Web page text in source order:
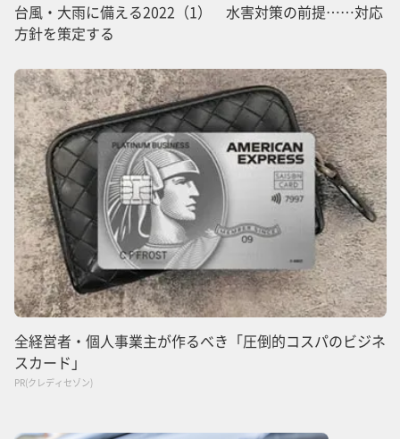
台風・大雨に備える2022（1） 水害対策の前提……対応
方針を策定する
全経営者・個人事業主が作るべき「圧倒的コスパのビジネ
スカード」
PR(クレディセゾン)